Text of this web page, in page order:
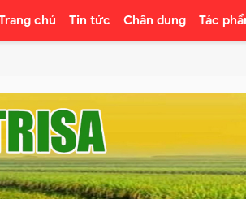
chủ Tin tức Chân dung Tác